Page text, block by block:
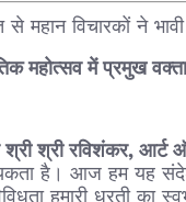
से महान विचारकों ने
महोत्सव में प्रमुख
श्री रविशंकर, आर्ट
है। आज हम यह
हमारी धरती का